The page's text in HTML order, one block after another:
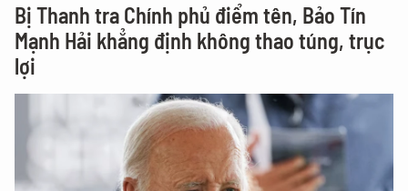
Bị Thanh tra Chính phủ điểm tên, Bảo Tín
Mạnh Hải khẳng định không thao túng, trục
lợi